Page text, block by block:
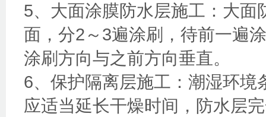
5、大面涂膜防水层施工：大
面，分2～3遍涂刷，待前一遍
涂刷方向与之前方向垂直。
6、保护隔离层施工：潮湿环
应适当延长干燥时间，防水层